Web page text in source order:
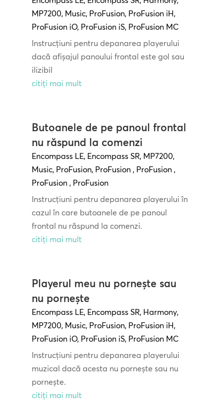
MP7200, Music, ProFusion, ProFusion iH,
ProFusion iO, ProFusion iS, ProFusion MC
Instrucțiuni pentru depanarea playerului
dacă afișajul panoului frontal este gol sau
ilizibil
citiți mai mult
Butoanele de pe panoul frontal
nu răspund la comenzi
Encompass LE, Encompass SR, MP7200,
Music, ProFusion, ProFusion , ProFusion ,
ProFusion , ProFusion
Instrucțiuni pentru depanarea playerului în
cazul în care butoanele de pe panoul
frontal nu răspund la comenzi.
citiți mai mult
Playerul meu nu pornește sau
nu pornește
Encompass LE, Encompass SR, Harmony,
MP7200, Music, ProFusion, ProFusion iH,
ProFusion iO, ProFusion iS, ProFusion MC
Instrucțiuni pentru depanarea playerului
muzical dacă acesta nu pornește sau nu
pornește.
citiți mai mult